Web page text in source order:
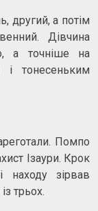
другий, а потім
Дівчина
а точніше на
тонесеньким
Помпо
Ізаури. Крок
находу зірвав
трьох.